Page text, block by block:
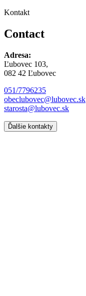
Kontakt
Contact
Adresa:
Ľubovec 103,
082 42 Ľubovec
051/7796235
obeclubovec@lubovec.sk
starosta@lubovec.sk
Ďalšie kontakty